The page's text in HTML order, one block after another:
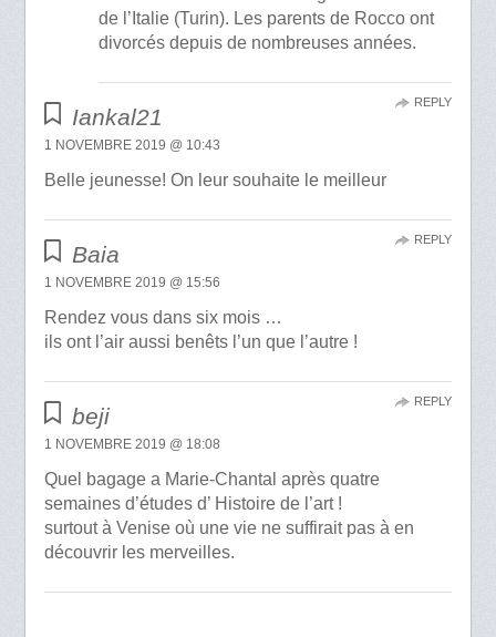
de l’Italie (Turin). Les parents de Rocco ont
divorcés depuis de nombreuses années.
Iankal21
1 NOVEMBRE 2019 @ 10:43
Belle jeunesse! On leur souhaite le meilleur
REPLY
Baia
1 NOVEMBRE 2019 @ 15:56
Rendez vous dans six mois …
ils ont l’air aussi benêts l’un que l’autre !
REPLY
beji
1 NOVEMBRE 2019 @ 18:08
Quel bagage a Marie-Chantal après quatre
semaines d’études d’ Histoire de l’art !
surtout à Venise où une vie ne suffirait pas à en
découvrir les merveilles.
REPLY